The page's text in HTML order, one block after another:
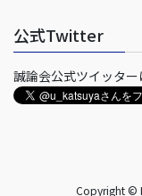
公式Twitter
誠論会公式ツイッタ
Copyright ©